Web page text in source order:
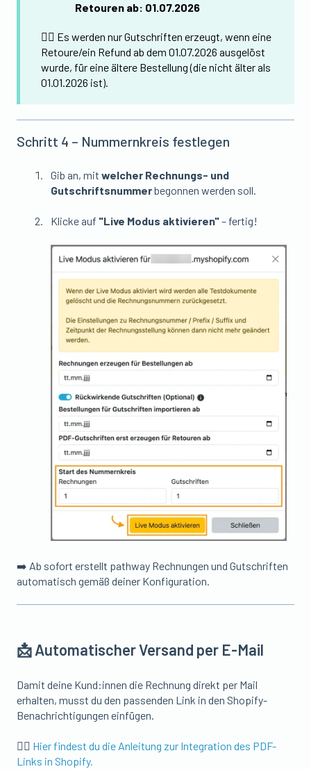
Retouren ab: 01.07.2026
👉🏼 Es werden nur Gutschriften erzeugt, wenn eine
Retoure/ein Refund ab dem 01.07.2026 ausgelöst
wurde, für eine ältere Bestellung (die nicht älter als
01.01.2026 ist).
Schritt 4 – Nummernkreis festlegen
Gib an, mit welcher Rechnungs- und
Gutschriftsnummerbegonnen werden soll.
Klicke auf "Live Modus aktivieren"– fertig!
➡️ Ab sofort erstellt pathway Rechnungen und Gutschriften
automatisch gemäß deiner Konfiguration.
📩 Automatischer Versand per E-Mail
Damit deine Kund:innen die Rechnung direkt per Mail
erhalten, musst du den passenden Link in den Shopify-
Benachrichtigungen einfügen.
👉🏼 Hier findest du die Anleitung zur Integration des PDF-
Links in Shopify.